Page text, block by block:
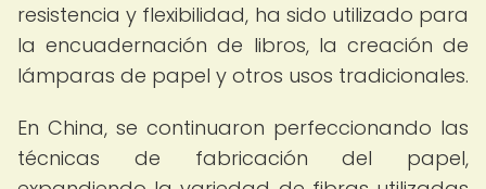
resistencia y flexibilidad, ha sido utilizado para
la encuadernación de libros, la creación de
lámparas de papel y otros usos tradicionales.
En China, se continuaron perfeccionando las
técnicas de fabricación del papel,